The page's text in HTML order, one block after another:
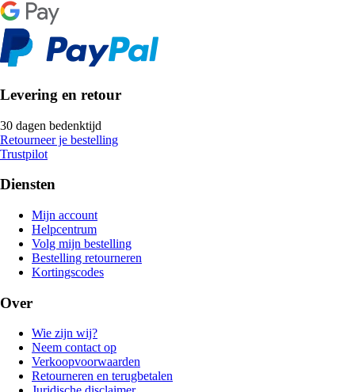
Levering en retour
30 dagen bedenktijd
Retourneer je bestelling
Trustpilot
Diensten
Mijn account
Helpcentrum
Volg mijn bestelling
Bestelling retourneren
Kortingscodes
Over
Wie zijn wij?
Neem contact op
Verkoopvoorwaarden
Retourneren en terugbetalen